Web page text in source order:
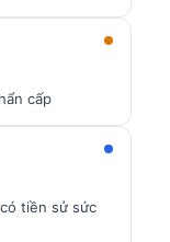
cấp
tiền sử sức